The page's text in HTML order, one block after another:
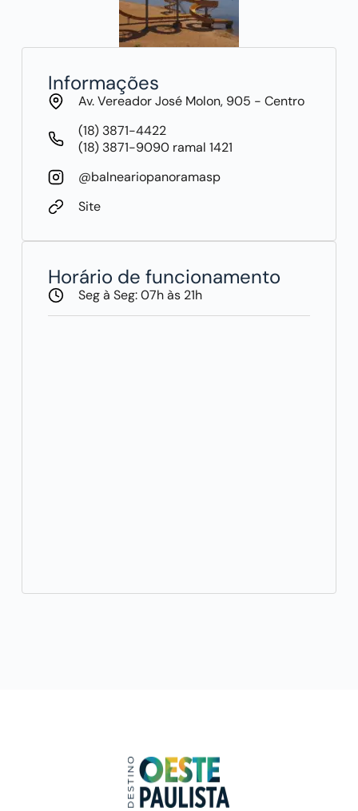
Informações
Av. Vereador José Molon, 905 - Centro
(18) 3871-4422
(18) 3871-9090 ramal 1421
@balneariopanoramasp
Site
Horário de funcionamento
Seg à Seg: 07h às 21h